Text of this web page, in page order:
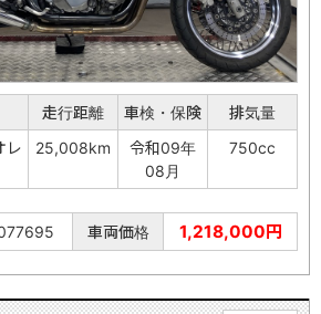
走行距離 車検・保険
排気量
レ
25,008km
令和09年
08月
750cc
車両価格 1,218,000円